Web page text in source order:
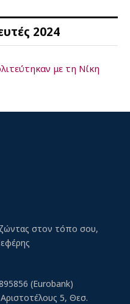
2024
με τη Νίκη
στον τόπο σου,
(Eurobank)
5, Θεσ.